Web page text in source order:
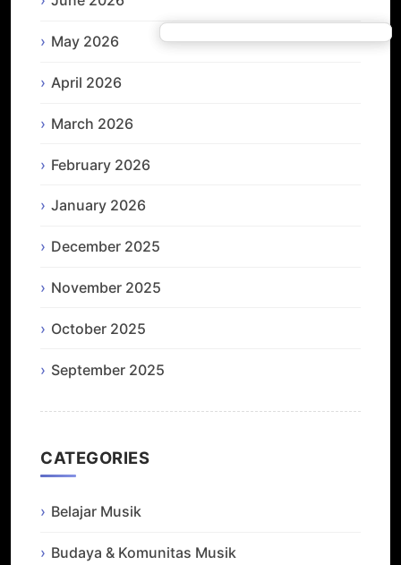
May 2026
April 2026
March 2026
February 2026
January 2026
December 2025
November 2025
October 2025
September 2025
CATEGORIES
Belajar Musik
Budaya & Komunitas Musik